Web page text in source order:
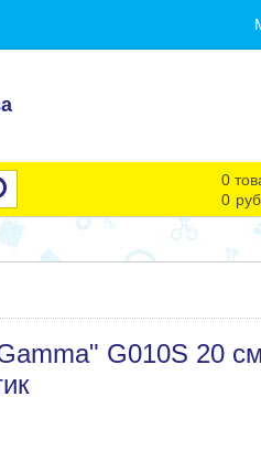
0
0 руб.
G010S 20 см